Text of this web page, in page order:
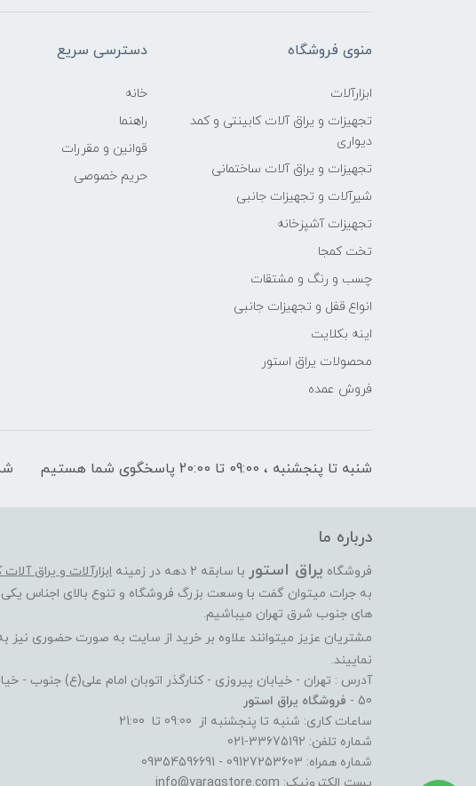
منوی فروشگاه
ابزارآلات
تجهیزات و یراق آلات کابینتی و کمد
دیواری
تجهیزات و یراق آلات ساختمانی
شیرآلات و تجهیزات جانبی
تجهیزات آشپزخانه
تخت کمجا
چسب و رنگ و مشتقات
انواع قفل و تجهیزات جانبی
اینه بکلایت
محصولات یراق استور
فروش عمده
دسترسی سریع
خانه
راهنما
قوانین و مقررات
حریم خصوصی
شنبه تا پنجشنبه ، 09:00 تا 20:00 پاسخگوی شما هستیم
درباره ما
فروشگاه یراق استور با سابقه 2 دهه در زمینه ابزارآلات و یراق
به جرات میتوان گفت با وسعت بزرگ فروشگاه و تنوع بالای اجناس یکی
های جنوب شرق تهران میباشیم.
مشتریان عزیز میتوانند علاوه بر خرید از سایت به صورت حضوری نیز
نماییند.
آدرس : تهران - خیابان پیروزی - کنارگذر اتوبان امام علی(ع) جنوب -
50 -
فروشگاه یراق استور
ساعات کاری: شنبه تا پنجشنبه از 09:00 تا 21:00
شماره تلفن: 33675192-021
شماره همراه: 09127253603 - 09354596691